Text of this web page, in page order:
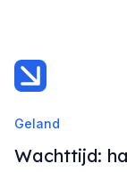
Geland
Wachttijd: